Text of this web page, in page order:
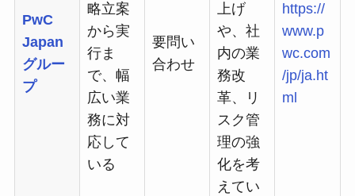
PwC
Japan
グルー
プ
略立案
から実
行ま
で、幅
広い業
務に対
応して
いる
要問い
合わせ
上げ
や、社
内の業
務改
革、リ
スク管
理の強
化を考
えてい
https://
www.p
wc.com
/jp/ja.ht
ml